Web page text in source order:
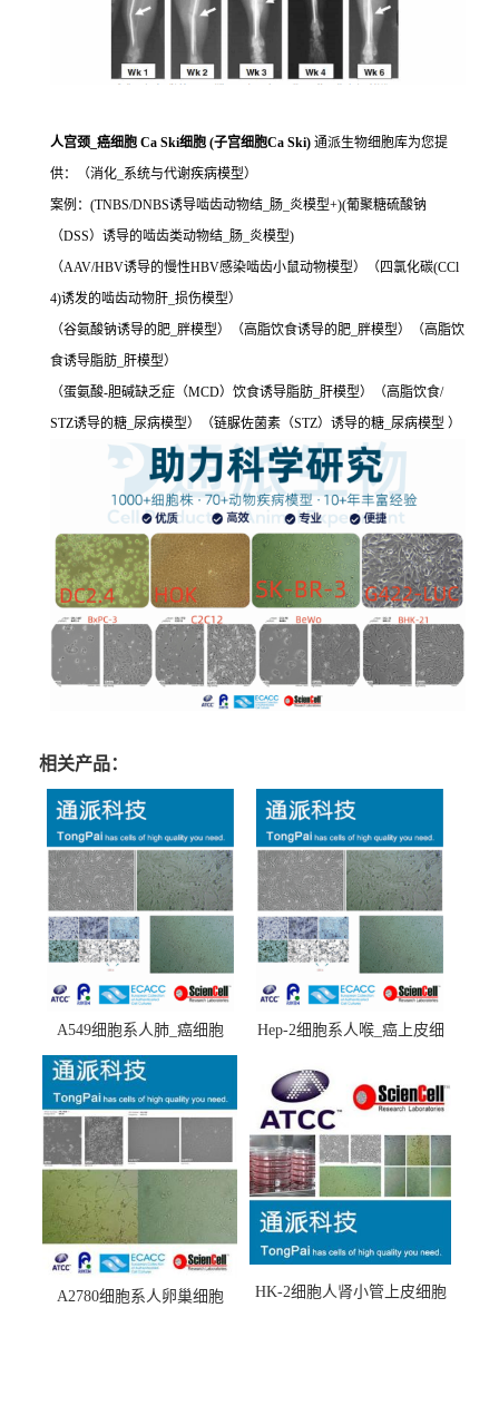
人宫颈_癌细胞 Ca Ski细胞 (子宫细胞Ca Ski) 通派生物细胞库为您提
供：（消化_系统与代谢疾病模型）
案例：(TNBS/DNBS诱导啮齿动物结_肠_炎模型+)(葡聚糖硫酸钠
（DSS）诱导的啮齿类动物结_肠_炎模型)
（AAV/HBV诱导的慢性HBV感染啮齿小鼠动物模型）（四氯化碳(CCl
4)诱发的啮齿动物肝_损伤模型）
（谷氨酸钠诱导的肥_胖模型）（高脂饮食诱导的肥_胖模型）（高脂饮
食诱导脂肪_肝模型）
（蛋氨酸-胆碱缺乏症（MCD）饮食诱导脂肪_肝模型）（高脂饮食/
STZ诱导的糖_尿病模型）（链脲佐菌素（STZ）诱导的糖_尿病模型 ）
相关产品：
A549细胞系人肺_癌细胞
(A549细胞)
Hep-2细胞系人喉_癌上皮细
A2780细胞系人卵巢细胞
HK-2细胞人肾小管上皮细胞